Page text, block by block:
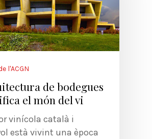
l'ACGN
de bodegues
el món del vi
vinícola català i
està vivint una època